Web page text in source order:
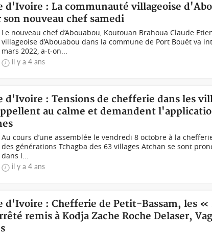
d'Ivoire : La communauté villageoise
nouveau chef samedi
Le nouveau chef d’Abouabou, Koutouan Brahoua Claude
villageoise d’Abouabou dans la commune de Port Bouët va
mars 2022, a-t-on...
il y a 4 ans
d'Ivoire : Tensions de chefferie dans les
au calme et demandent
Au cours d’une assemblée le vendredi 8 octobre à la
des générations Tchagba des 63 villages Atchan se sont
dans l...
il y a 4 ans
d'Ivoire : Chefferie de Petit-Bassam, les
remis à Kodja Zache Roche Delaser,